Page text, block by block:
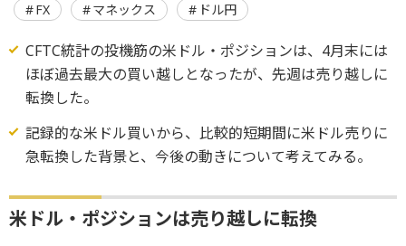
FX マネックス ドル円
CFTC統計の投機筋の米ドル・ポジションは、4月末には
ほぼ過去最大の買い越しとなったが、先週は売り越しに
転換した。
記録的な米ドル買いから、比較的短期間に米ドル売りに
急転換した背景と、今後の動きについて考えてみる。
米ドル・ポジションは売り越しに転換